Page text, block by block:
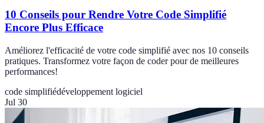
10 Conseils pour Rendre Votre Code Simplifié
Encore Plus Efficace
Améliorez l'efficacité de votre code simplifié avec nos 10 conseils
pratiques. Transformez votre façon de coder pour de meilleures
performances!
code simplifiédéveloppement logiciel
Jul 30